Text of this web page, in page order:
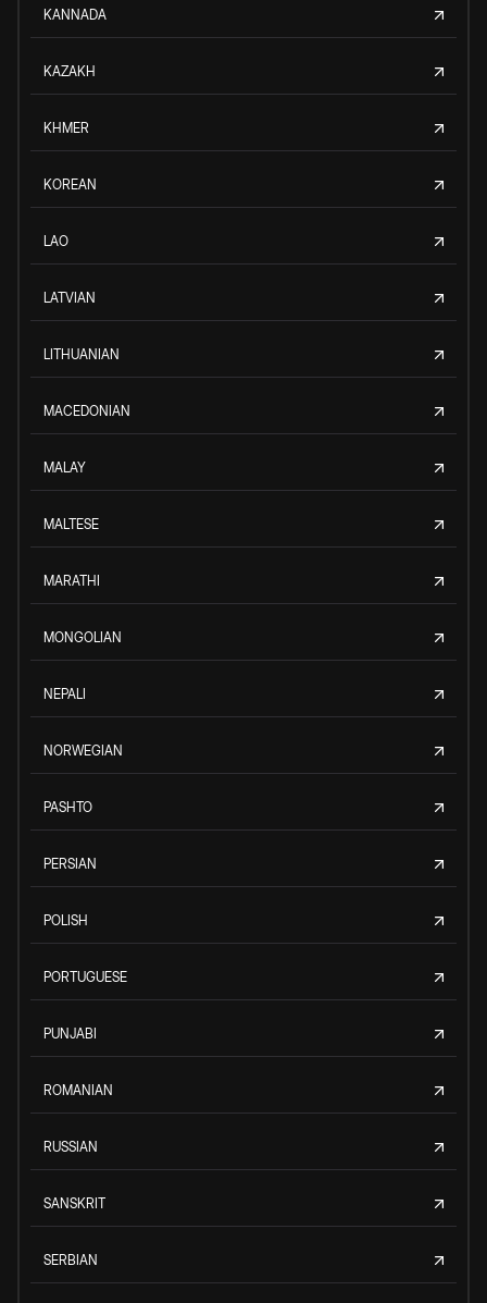
KANNADA
KAZAKH
KHMER
KOREAN
LAO
LATVIAN
LITHUANIAN
MACEDONIAN
MALAY
MALTESE
MARATHI
MONGOLIAN
NEPALI
NORWEGIAN
PASHTO
PERSIAN
POLISH
PORTUGUESE
PUNJABI
ROMANIAN
RUSSIAN
SANSKRIT
SERBIAN